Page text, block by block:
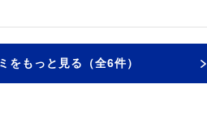
をもっと見る（全6件）